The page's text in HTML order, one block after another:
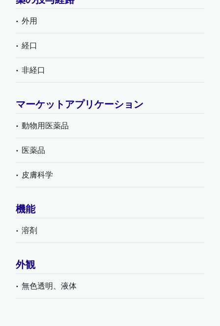
外用
経口
非経口
マーケットアプリケーション
動物用医薬品
医薬品
皮膚科学
機能
溶剤
外観
無色透明、液体